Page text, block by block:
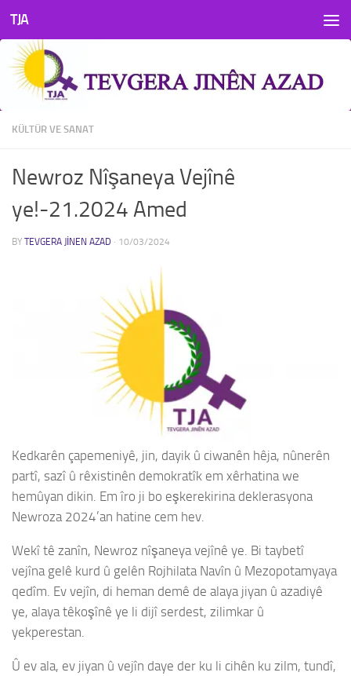
Skip to content
TJA
KÜLTÜR VE SANAT
Newroz Nîşaneya Vejînê
ye!-21.2024 Amed
BY TEVGERA JINEN AZAD · 10/03/2024
Kedkarên çapemeniyê, jin, dayik û ciwanên hêja, nûnerên
partî, sazî û rêxistinên demokratîk em xêrhatina we
hemûyan dikin. Em îro ji bo eşkerekirina deklerasyona
Newroza 2024’an hatine cem hev.
Wekî tê zanîn, Newroz nîşaneya vejînê ye. Bi taybetî
vejîna gelê kurd û gelên Rojhilata Navîn û Mezopotamyaya
qedîm. Ev vejîn, di heman demê de alaya jiyan û azadiyê
ye, alaya têkoşînê ye li dijî serdest, zilimkar û
yekperestan.
Û ev ala, ev jiyan û vejîn daye der ku li cihên ku zilm, tundî,